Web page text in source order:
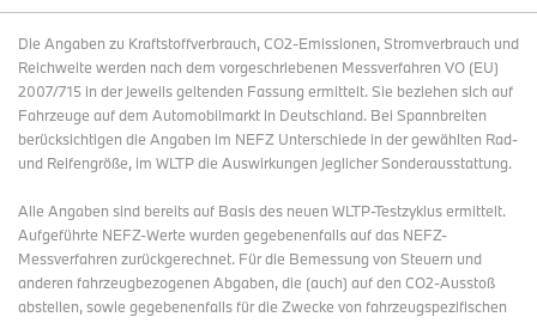
Die Angaben zu Kraftstoffverbrauch, CO2-Emissionen, Stromverbrauch und
Reichweite werden nach dem vorgeschriebenen Messverfahren VO (EU)
2007/715 in der jeweils geltenden Fassung ermittelt. Sie beziehen sich auf
Fahrzeuge auf dem Automobilmarkt in Deutschland. Bei Spannbreiten
berücksichtigen die Angaben im NEFZ Unterschiede in der gewählten Rad-
und Reifengröße, im WLTP die Auswirkungen jeglicher Sonderausstattung.
Alle Angaben sind bereits auf Basis des neuen WLTP-Testzyklus ermittelt.
Aufgeführte NEFZ-Werte wurden gegebenenfalls auf das NEFZ-
Messverfahren zurückgerechnet. Für die Bemessung von Steuern und
anderen fahrzeugbezogenen Abgaben, die (auch) auf den CO2-Ausstoß
abstellen, sowie gegebenenfalls für die Zwecke von fahrzeugspezifischen